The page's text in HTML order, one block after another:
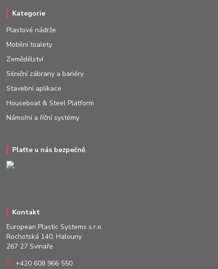
Kategorie
Plastové nádrže
Mobilní toalety
Zemědělství
Silniční zábrany a bariéry
Stavební aplikace
Houseboat & Steel Platform
Námořní a říční systémy
Plaťte u nás bezpečně
Kontakt
European Plastic Systems s.r.o.
Rochotská 140, Halouny
267 27 Svinaře
+420 608 966 550